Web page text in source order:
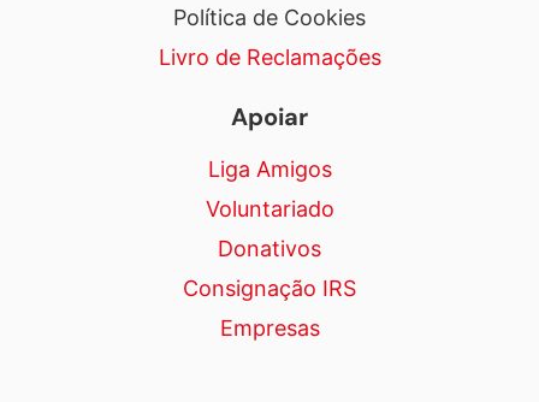
Política de Cookies
Livro de Reclamações
Apoiar
Liga Amigos
Voluntariado
Donativos
Consignação IRS
Empresas